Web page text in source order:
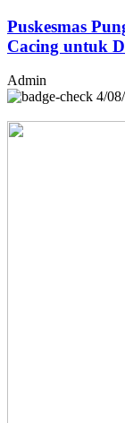
Puskesmas
Cacing untuk
Admin
4/